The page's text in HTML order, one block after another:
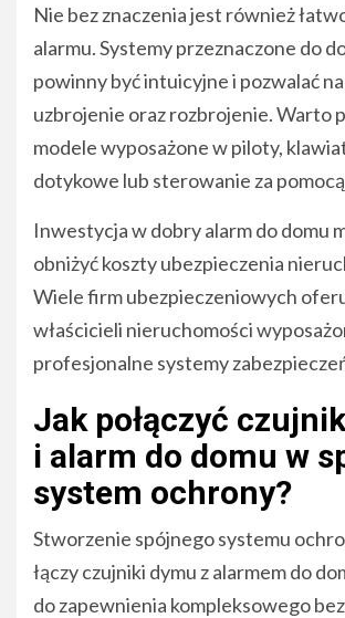
Nie bez znaczenia jest również
alarmu. Systemy przeznaczone do
powinny być intuicyjne i pozwalać
uzbrojenie oraz rozbrojenie. Warto
modele wyposażone w piloty,
dotykowe lub sterowanie za
Inwestycja w dobry alarm do domu
obniżyć koszty ubezpieczenia
Wiele firm ubezpieczeniowych
właścicieli nieruchomości
profesjonalne systemy
Jak połączyć
i alarm do domu w
system ochrony?
Stworzenie spójnego systemu
łączy czujniki dymu z alarmem do
do zapewnienia kompleksowego